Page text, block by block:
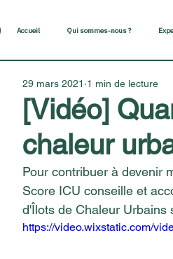
Accueil Qui sommes-nous ?
[Vidéo]
chaleur
29 mars 2021 1 min de lecture
Pour contribuer à devenir
Score ICU conseille et
d'Îlots de Chaleur Urbains
https://video.wixstatic.com/